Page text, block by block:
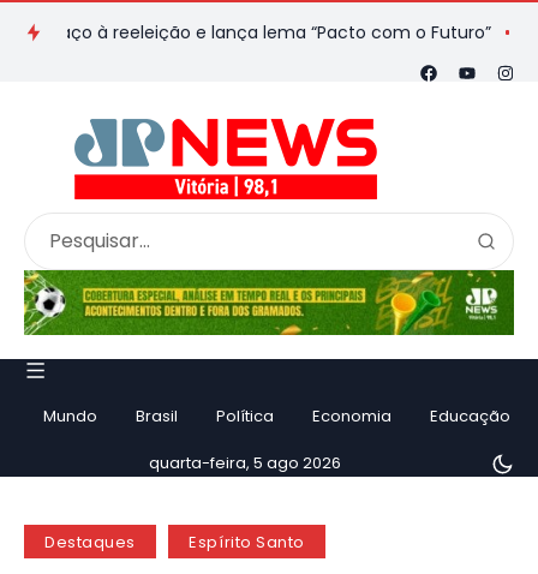
à reeleição e lança lema “Pacto com o Futuro”
Mundo Brasil Política Economia Educação
quarta-feira, 5 ago 2026
Destaques Espírito Santo